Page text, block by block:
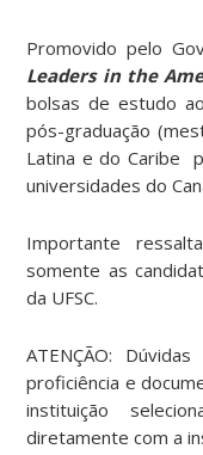
Promovido pelo
Leaders in the
bolsas de estudo
pós-graduação
Latina e do Caribe
universidades do
Importante
somente as
da UFSC.
ATENÇÃO:
proficiência e
instituição
diretamente com a